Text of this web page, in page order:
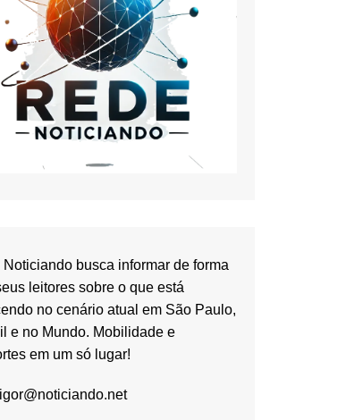
Noticiando busca informar de forma
leitores sobre o que está
no cenário atual em São Paulo,
e no Mundo. Mobilidade e
em um só lugar!
igor@noticiando.net